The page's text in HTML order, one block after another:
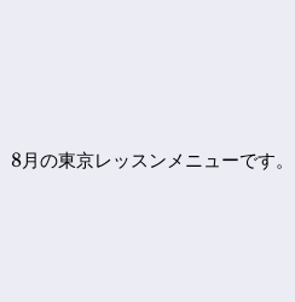
8月の東京レッスンメニューです。